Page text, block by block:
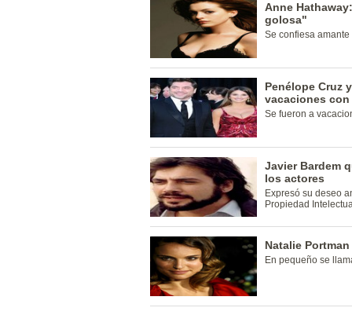
Anne
golosa"
Se confiesa
Penélope Cruz
vacaciones con
Se fueron a
Javier Bardem
los actores
Expresó su deseo
Propiedad
Natalie
En pequeño se